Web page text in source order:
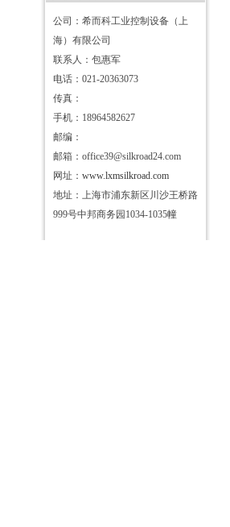
公司：希而科工业控制设备（上
海）有限公司
联系人：包惠军
电话：021-20363073
传真：
手机：18964582627
邮编：
邮箱：office39@silkroad24.com
网址： www.lxmsilkroad.com
地址：上海市浦东新区川沙王桥路
999号中邦商务园1034-1035幢